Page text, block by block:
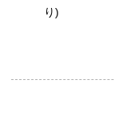
り)